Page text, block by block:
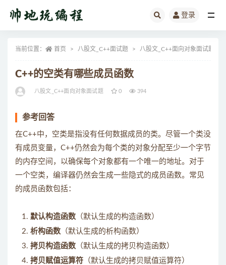
登录
当前位置： 首页 八股文_C++面试题 八股文_C++面向对象面试题
C++的空类有哪些成员函数
八股文_C++面向对象面试题 0 394
参考回答
在C++中，空类是指没有任何数据成员的类。尽管一个类没
有成员变量，C++仍然会为每个类的对象分配至少一个字节
的内存空间，以确保每个对象都有一个唯一的地址。对于
一个空类，编译器仍然会生成一些隐式的成员函数。常见
的成员函数包括：
默认构造函数 （默认生成的构造函数）
析构函数 （默认生成的析构函数）
拷贝构造函数 （默认生成的拷贝构造函数）
拷贝赋值运算符 （默认生成的拷贝赋值运算符）